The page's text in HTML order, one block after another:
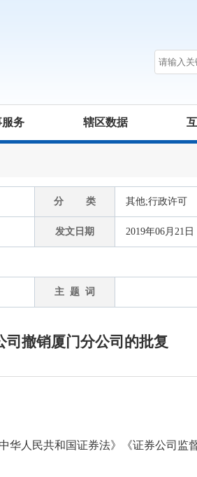
服务 辖区数据
分 类 其他;行政许可
发文日期 2019年06月21日
主 题 词
司撤销厦门分公司的批复
华人民共和国证券法》《证券公司监